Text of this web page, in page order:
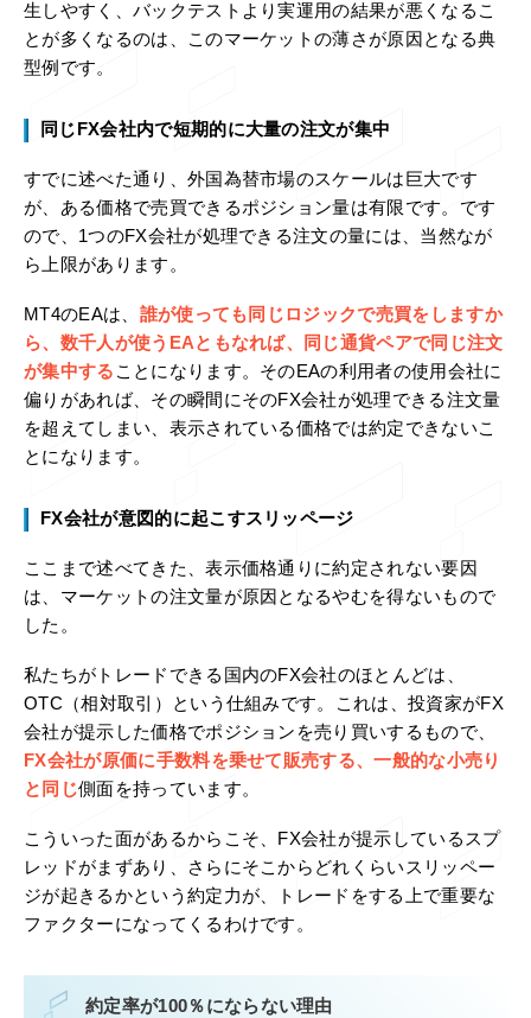
生しやすく、バックテストより実運用の結果が悪くなるこ
とが多くなるのは、このマーケットの薄さが原因となる典
型例です。
同じFX会社内で短期的に大量の注文が集中
すでに述べた通り、外国為替市場のスケールは巨大です
が、ある価格で売買できるポジション量は有限です。です
ので、1つのFX会社が処理できる注文の量には、当然なが
ら上限があります。
MT4のEAは、 誰が使っても同じロジックで売買をしますか
ら、数千人が使うEAともなれば、同じ通貨ペアで同じ注文
が集中する ことになります。そのEAの利用者の使用会社に
偏りがあれば、その瞬間にそのFX会社が処理できる注文量
を超えてしまい、表示されている価格では約定できないこ
とになります。
FX会社が意図的に起こすスリッページ
ここまで述べてきた、表示価格通りに約定されない要因
は、マーケットの注文量が原因となるやむを得ないもので
した。
私たちがトレードできる国内のFX会社のほとんどは、
OTC（相対取引）という仕組みです。これは、投資家がFX
会社が提示した価格でポジションを売り買いするもので、
FX会社が原価に手数料を乗せて販売する、一般的な小売り
と同じ側面を持っています。
こういった面があるからこそ、FX会社が提示しているスプ
レッドがまずあり、さらにそこからどれくらいスリッペー
ジが起きるかという約定力が、トレードをする上で重要な
ファクターになってくるわけです。
約定率が100％にならない理由